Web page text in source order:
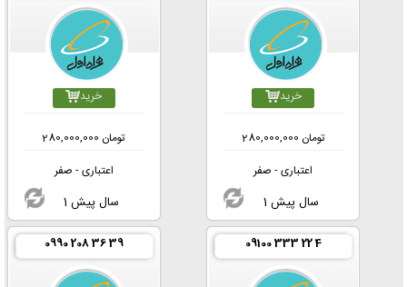
خرید
280,000,000 تومان
اعتباری - صفر
1 سال پیش
خرید
280,000,000 تومان
اعتباری - صفر
1 سال پیش
09100 333 22 4
0990 208 36 39